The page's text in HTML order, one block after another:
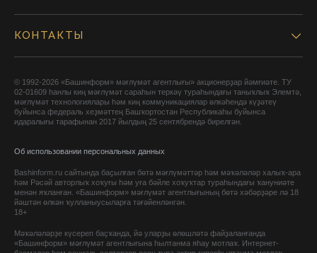
КОНТАКТЫ
© 1992-2026 «Башинформ» мәғлүмәт агентлығы» акционерҙар йәмғиәте. ТУ
02-01609 һанлы киң мәғлүмәт сараһын теркәү тураһындағы таныҡлыҡ Элемтә,
мәғлүмәт технологиялары һәм киң коммуникациялар өлкәһендә күҙәтеү
буйынса федераль хеҙмәттең Башҡортостан Республикаһы буйынса
идаралығы тарафынан 2017 йылдың 25 сентябрендә бирелгән.
Об использовании персональных данных
Bashinform.ru сайтында баҫылған бөтә мәғлүмәттәр һәм мәҡәләләр халыҡ-ара
һәм Рәсәй авторлыҡ хоҡуғы һәм уға бәйле хоҡуҡтар тураһындағы ҡануниәте
менән яҡланған. «Башинформ» мәғлүмәт агентлығының бөтә хәбәрҙәре лә 18
йәштән өлкән ҡулланыусыларға тәғәйенләнгән.
18+
Мәҡәләләрҙе күсереп баҫҡанда, йә уларҙы өлөшләтә файҙаланғанда
«Башинформ» мәғлүмәт агентлығына һылтанма яһау мотлаҡ. Интернет-